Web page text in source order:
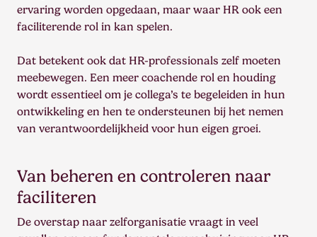
ervaring worden opgedaan, maar waar HR ook een
faciliterende rol in kan spelen.
Dat betekent ook dat HR-professionals zelf moeten
meebewegen. Een meer coachende rol en houding
wordt essentieel om je collega’s te begeleiden in hun
ontwikkeling en hen te ondersteunen bij het nemen
van verantwoordelijkheid voor hun eigen groei.
Van beheren en controleren naar
faciliteren
De overstap naar zelforganisatie vraagt in veel